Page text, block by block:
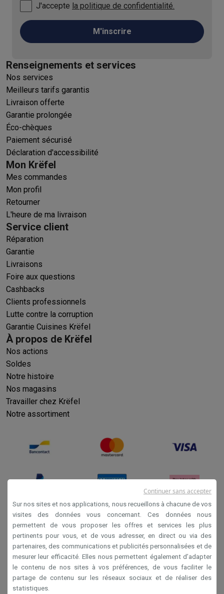
J'accepte la politique de confidentialité.
M'inscrire
Renseignements et services
Nos services
Meilleurs tarifs garantis
Livraison offerte
Garantie prolongée
Éco-chèques
Paiement sécurisé
Déclaration d'accessibilité
Mon Krëfel
Mes commandes
Mon profil
Retourner
L'heure de ma livraison
Service client
Réparation
Garantie
Livraisons
Foire aux questions
Cashbacks
Clients professionnels
Lutte contre la corruption
Garantie Cuisines Krëfel
À propos de Krëfel
Nos actions
Soldes
Notre histoire
Nos magasins
Travailler chez Krëfel
Notre assortiment
Conditions générales de vente
Privacy
Disclaimer
Cookies
Sur nos sites et nos applications, nous recueillons à chacune de vos
visites des données vous concernant. Ces données nous
permettent de vous proposer les offres et services les plus
pertinents pour vous, et de vous adresser, en direct ou via des
partenaires, des communications et publicités personnalisées et de
mesurer leur efficacité. Elles nous permettent également d’adapter
le contenu de nos sites à vos préférences, de vous faciliter le
partage de contenu sur les réseaux sociaux et de réaliser des
statistiques.
Continuer sans accepter